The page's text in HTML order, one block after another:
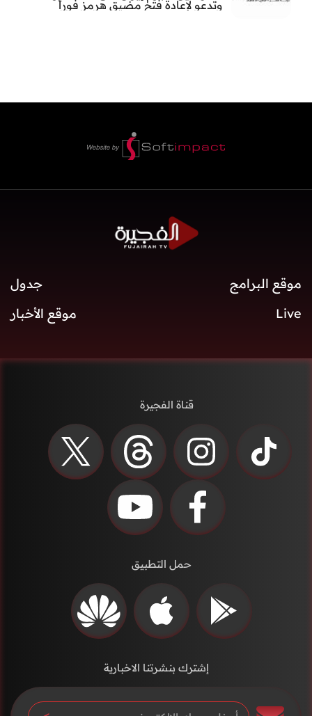
وتدعو لإعادة فتح مضيق هرمز فوراً
موقع البرامج
جدول
Live
موقع الأخبار
قناة الفجيرة
حمل التطبيق
إشترك بنشرتنا الاخبارية